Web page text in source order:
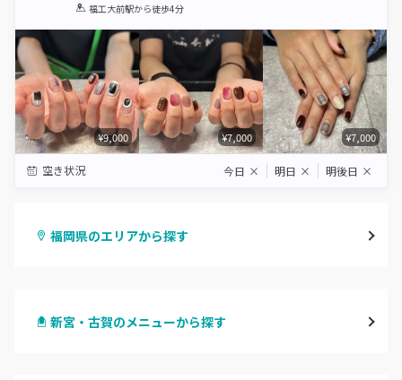
1 2 3 4 5
福工大前駅から徒歩4分
¥9,000 ¥7,000 ¥7,000
空き状況 今日 × 明日 × 明後日 ×
福岡県のエリアから探す
警固・赤坂・大濠
新宮・古賀のメニューから探す